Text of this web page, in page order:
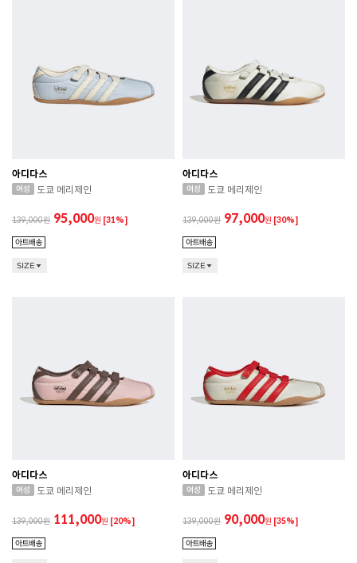
아디다스
도쿄 메리제인
139,000 95,000원 [31%]
SIZE
아디다스
도쿄 메리제인
139,000 97,000원 [30%]
SIZE
아디다스
도쿄 메리제인
139,000 111,000원 [20%]
아디다스
도쿄 메리제인
139,000 90,000원 [35%]